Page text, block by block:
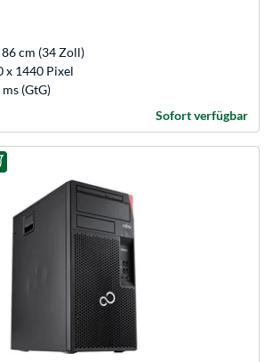
cm (34 Zoll)
x 1440 Pixel
(GtG)
Sofort verfügbar